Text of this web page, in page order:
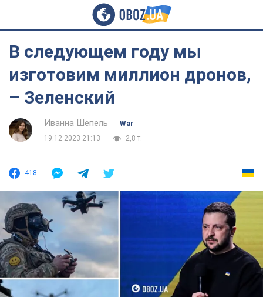
В следующем году мы
изготовим миллион дронов,
– Зеленский
Иванна Шепель
War
19.12.2023 21:13
2,8 т.
418